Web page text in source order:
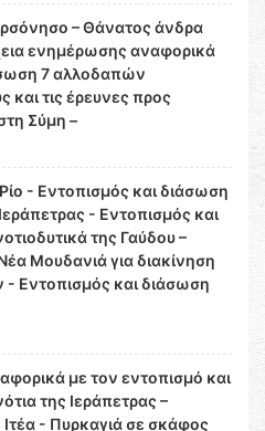
– Θάνατος άνδρα
ενημέρωσης αναφορικά
7 αλλοδαπών
τις έρευνες προς
Σύμη –
- Εντοπισμός και διάσωση
- Εντοπισμός και
της Γαύδου –
Μουδανιά για διακίνηση
Εντοπισμός και διάσωση
με τον εντοπισμό και
της Ιεράπετρας –
- Πυρκαγιά σε σκάφος